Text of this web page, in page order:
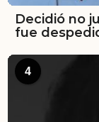
Decidió no
fue
4